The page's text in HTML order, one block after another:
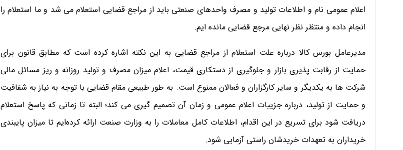
اعلام عمومی نام و اطلاعات تولید و مصرف واحدهای صنعتی باید از مراجع قضایی استعلام می شد و ما استعلام را
انجام داده و منتظر نظر نهایی مرجع قضایی مانده ایم.
مدیرعامل بورس کالا درباره علت استعلام از مراجع قضایی به این نکته اشاره کرده است که مطابق قانون برای
حمایت از رقابت پذیری بازار و جلوگیری از دستکاری قیمت، اعلام میزان مصرف و تولید روزانه و ریز مسائل مالی
شرکت ها به یکدیگر و سایر کارگزاران و فعالان ممنوع است. به طور طبیعی مقام قضایی با توجه به نیاز به شفافیت
و حمایت از تولید، درباره جزییات اعلام عمومی و زمان آن تصمیم گیری می کند؛ البته تا زمانی که پاسخ استعلام
دریافت شود برای تسریع در این اقدام، اطلاعات کامل معاملات را به وزارت صنعت ارائه کرده‌ایم تا میزان پایبندی
خریداران به تعهدات خریدشان‌ راستی آزمایی شود.